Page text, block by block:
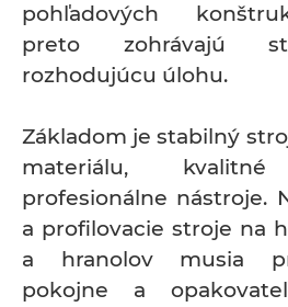
pohľadových
preto zohrávajú
rozhodujúcu úlohu.
Základom je stabilný
materiálu,
profesionálne nástroje.
a profilovacie stroje na
a hranolov musia
pokojne a